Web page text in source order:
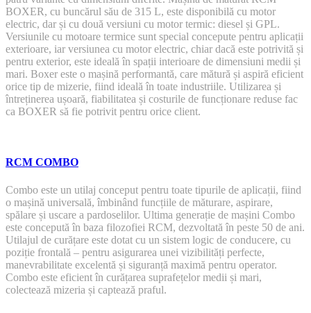
BOXER, cu buncărul său de 315 L, este disponibilă cu motor
electric, dar și cu două versiuni cu motor termic: diesel și GPL.
Versiunile cu motoare termice sunt special concepute pentru aplicații
exterioare, iar versiunea cu motor electric, chiar dacă este potrivită și
pentru exterior, este ideală în spații interioare de dimensiuni medii și
mari. Boxer este o mașină performantă, care mătură și aspiră eficient
orice tip de mizerie, fiind ideală în toate industriile. Utilizarea și
întreținerea ușoară, fiabilitatea și costurile de funcționare reduse fac
ca BOXER să fie potrivit pentru orice client.
RCM COMBO
Combo este un utilaj conceput pentru toate tipurile de aplicații, fiind
o mașină universală, îmbinând funcțiile de măturare, aspirare,
spălare și uscare a pardoselilor. Ultima generație de mașini Combo
este concepută în baza filozofiei RCM, dezvoltată în peste 50 de ani.
Utilajul de curățare este dotat cu un sistem logic de conducere, cu
poziție frontală – pentru asigurarea unei vizibilități perfecte,
manevrabilitate excelentă și siguranță maximă pentru operator.
Combo este eficient în curățarea suprafețelor medii și mari,
colectează mizeria și captează praful.